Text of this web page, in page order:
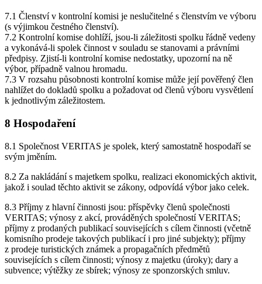
7.1 Členství v kontrolní komisi je neslučitelné s členstvím ve výboru
(s výjimkou čestného členství).
7.2 Kontrolní komise dohlíží, jsou-li záležitosti spolku řádně vedeny
a vykonává-li spolek činnost v souladu se stanovami a právními
předpisy. Zjistí-li kontrolní komise nedostatky, upozorní na ně
výbor, případně valnou hromadu.
7.3 V rozsahu působnosti kontrolní komise může její pověřený člen
nahlížet do dokladů spolku a požadovat od členů výboru vysvětlení
k jednotlivým záležitostem.
8 Hospodaření
8.1 Společnost VERITAS je spolek, který samostatně hospodaří se
svým jměním.
8.2 Za nakládání s majetkem spolku, realizaci ekonomických aktivit,
jakož i soulad těchto aktivit se zákony, odpovídá výbor jako celek.
8.3 Příjmy z hlavní činnosti jsou: příspěvky členů společnosti
VERITAS; výnosy z akcí, prováděných společností VERITAS;
příjmy z prodaných publikací souvisejících s cílem činnosti (včetně
komisního prodeje takových publikací i pro jiné subjekty); příjmy
z prodeje turistických známek a propagačních předmětů
souvisejících s cílem činnosti; výnosy z majetku (úroky); dary a
subvence; výtěžky ze sbírek; výnosy ze sponzorských smluv.